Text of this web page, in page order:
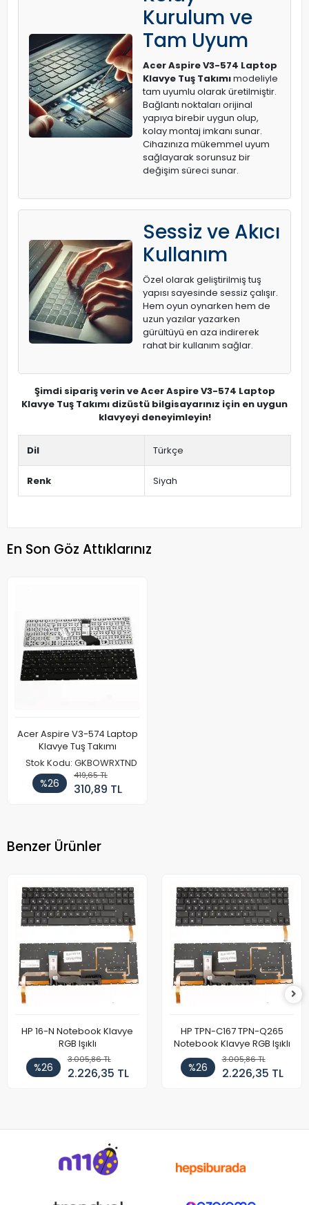
Kurulum ve
Tam Uyum
Acer Aspire V3-574 Laptop
Klavye Tuş Takımımodeliyle
tam uyumlu olarak üretilmiştir.
Bağlantı noktaları orijinal
yapıya birebir uygun olup,
kolay montaj imkanı sunar.
Cihazınıza mükemmel uyum
sağlayarak sorunsuz bir
değişim süreci sunar.
Sessiz ve Akıcı
Kullanım
Özel olarak geliştirilmiş tuş
yapısı sayesinde sessiz çalışır.
Hem oyun oynarken hem de
uzun yazılar yazarken
gürültüyü en aza indirerek
rahat bir kullanım sağlar.
Şimdi sipariş verin ve Acer Aspire V3-574 Laptop
Klavye Tuş Takımı dizüstü bilgisayarınız için en uygun
klavyeyi deneyimleyin!
Dil Türkçe
Renk Siyah
En Son Göz Attıklarınız
Acer Aspire V3-574 Laptop
Klavye Tuş Takımı
Stok Kodu: GKBOWRXTND
%26
419,65 TL
310,89 TL
Benzer Ürünler
HP 16-N Notebook Klavye
RGB Işıklı
%26
3.005,86 TL
2.226,35 TL
HP TPN-C167 TPN-Q265
Notebook Klavye RGB Işıklı
%26
3.005,86 TL
2.226,35 TL